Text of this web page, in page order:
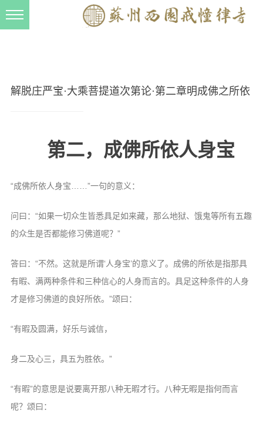
寺院管理
道风建设
音频视频
弘法书籍
弘法活动
西园法讯
解脱庄严宝·大乘菩提道次第论·第二章明成佛之所依
第二，成佛所依人身宝
“成佛所依人身宝……”一句的意义：
问曰：“如果一切众生皆悉具足如来藏，那么地狱、饿鬼等所有五趣
的众生是否都能修习佛道呢？”
答曰：“不然。这就是所谓‘人身宝’的意义了。成佛的所依是指那具
有暇、满两种条件和三种信心的人身而言的。具足这种条件的人身
才是修习佛道的良好所依。”颂曰：
“有暇及圆满，好乐与诚信，
身二及心三，具五为胜依。”
“有暇”的意思是说要离开那八种无暇才行。八种无暇是指何而言
呢？颂曰：